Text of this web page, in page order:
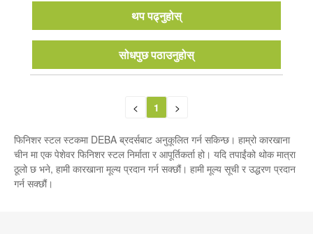
थप पढ्नुहोस्
सोधपुछ पठाउनुहोस्
< 1 >
फिनिशर स्टल स्टकमा DEBA ब्रदर्सबाट अनुकूलित गर्न सकिन्छ। हाम्रो कारखाना
चीन मा एक पेशेवर फिनिशर स्टल निर्माता र आपूर्तिकर्ता हो। यदि तपाईंको थोक मात्रा
ठूलो छ भने, हामी कारखाना मूल्य प्रदान गर्न सक्छौं। हामी मूल्य सूची र उद्धरण प्रदान
गर्न सक्छौं।